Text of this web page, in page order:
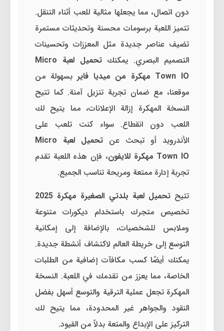
دون اتصال، مما يجعلها مثالية للعب أثناء التنقل.
تتميز اللعبة برسومات محسنة وتحديثات مستمرة
تضيف عناصر جديدة مثل المعززات وتحسينات
التصميم البصري. يمكنك
تحميل لعبة Micro
Town IO مهكرة من ميديا فاير
بسهولة من
موقعنا، مع ضمان تجربة تنزيل آمنة. كما تتيح
النسخة المهكرة إزالة الإعلانات، مما يتيح لك
اللعب دون انقطاع. سواء كنت تلعب على
الأندرويد أو تبحث عن
تحميل لعبة Micro
Town IO مهكرة للايفون
، فإن هذه اللعبة تقدم
تجربة إدارة ممتعة ومريحة تناسب الجميع.
تتيحتحميل لعبة بلدتي الصغيرة مهكرة 2025
تخصيص متجرك باستخدام ديكورات متنوعة
وملابس للشخصيات، بالإضافة إلى إمكانية
التوسع إلى خريطة العالم لاكتشاف أنشطة جديدة.
يمكنك أيضًا كسب مكافآت إضافية من الطلبات
الخاصة، مما يعزز من تقدمك في اللعبة. النسخة
المهكرة تجعل عملية الترقية والتوسع أسهل بفضل
النقود والجواهر غير المحدودة، مما يتيح لك
التركيز على الإبداع والمتعة بدلاً من القيود.